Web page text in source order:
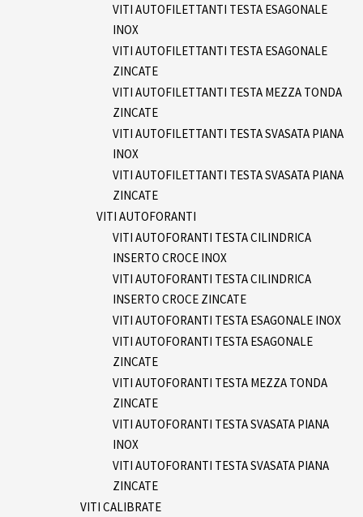
VITI AUTOFILETTANTI TESTA ESAGONALE
INOX
VITI AUTOFILETTANTI TESTA ESAGONALE
ZINCATE
VITI AUTOFILETTANTI TESTA MEZZA TONDA
ZINCATE
VITI AUTOFILETTANTI TESTA SVASATA PIANA
INOX
VITI AUTOFILETTANTI TESTA SVASATA PIANA
ZINCATE
VITI AUTOFORANTI
VITI AUTOFORANTI TESTA CILINDRICA
INSERTO CROCE INOX
VITI AUTOFORANTI TESTA CILINDRICA
INSERTO CROCE ZINCATE
VITI AUTOFORANTI TESTA ESAGONALE INOX
VITI AUTOFORANTI TESTA ESAGONALE
ZINCATE
VITI AUTOFORANTI TESTA MEZZA TONDA
ZINCATE
VITI AUTOFORANTI TESTA SVASATA PIANA
INOX
VITI AUTOFORANTI TESTA SVASATA PIANA
ZINCATE
VITI CALIBRATE